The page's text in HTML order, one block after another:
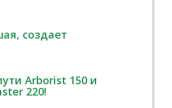
создает
Arborist 150 и
220!